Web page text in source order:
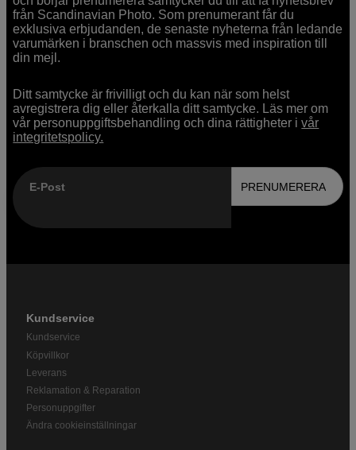
från Scandinavian Photo. Som prenumerant får du
exklusiva erbjudanden, de senaste nyheterna från ledande
varumärken i branschen och massvis med inspiration till
din mejl.
Ditt samtycke är frivilligt och du kan när som helst
avregistrera dig eller återkalla ditt samtycke. Läs mer om
vår personuppgiftsbehandling och dina rättigheter ivår
integritetspolicy.
E-Post PRENUMERERA
Kundservice
Kundservice
Köpvillkor
Leverans
Reklamation & Reparation
Personuppgifter
Ändra cookieinställningar